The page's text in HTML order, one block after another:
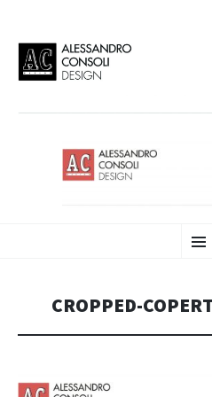
AC DESIGN |
Art direction.AL
CROPPED-